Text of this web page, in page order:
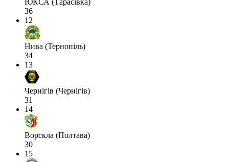
ЮКСА (Тарасівка)
36
12
Нива (Тернопіль)
34
13
Чернігів (Чернігів)
31
14
Ворскла (Полтава)
30
15